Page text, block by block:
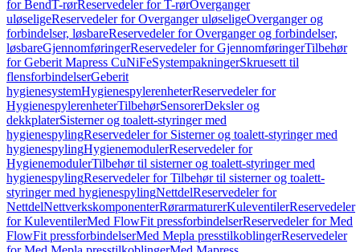
for BendT-rørReservedeler for T-rørOverganger
uløseligeReservedeler for Overganger uløseligeOverganger og
forbindelser, løsbareReservedeler for Overganger og forbindelser,
løsbareGjennomføringerReservedeler for GjennomføringerTilbehør
for Geberit Mapress CuNiFeSystempakningerSkruesett til
flensforbindelserGeberit
hygienesystemHygienespylerenheterReservedeler for
HygienespylerenheterTilbehørSensorerDeksler og
dekkplaterSisterner og toalett-styringer med
hygienespylingReservedeler for Sisterner og toalett-styringer med
hygienespylingHygienemodulerReservedeler for
HygienemodulerTilbehør til sisterner og toalett-styringer med
hygienespylingReservedeler for Tilbehør til sisterner og toalett-
styringer med hygienespylingNettdelReservedeler for
NettdelNettverkskomponenterRørarmaturerKuleventilerReservedeler
for KuleventilerMed FlowFit pressforbindelserReservedeler for Med
FlowFit pressforbindelserMed Mepla presstilkoblingerReservedeler